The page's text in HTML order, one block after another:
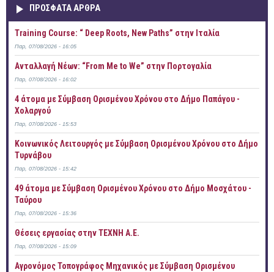
ΠΡOΣΦΑΤΑ AΡΘΡΑ
Training Course: “ Deep Roots, New Paths” στην Ιταλία
Παρ, 07/08/2026 - 16:05
Ανταλλαγή Νέων: “From Me to We” στην Πορτογαλία
Παρ, 07/08/2026 - 16:02
4 άτομα με Σύμβαση Ορισμένου Χρόνου στο Δήμο Παπάγου -
Χολαργού
Παρ, 07/08/2026 - 15:53
Κοινωνικός Λειτουργός με Σύμβαση Ορισμένου Χρόνου στο Δήμο
Τυρνάβου
Παρ, 07/08/2026 - 15:42
49 άτομα με Σύμβαση Ορισμένου Χρόνου στο Δήμο Μοσχάτου -
Ταύρου
Παρ, 07/08/2026 - 15:36
Θέσεις εργασίας στην ΤΕΧΝΗ Α.Ε.
Παρ, 07/08/2026 - 15:09
Αγρονόμος Τοπογράφος Μηχανικός με Σύμβαση Ορισμένου